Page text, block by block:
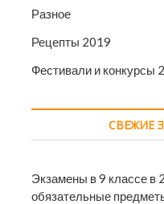
Разное
Рецепты 2019
Фестивали и конкурсы
СВЕЖИЕ
Экзамены в 9 классе в
обязательные